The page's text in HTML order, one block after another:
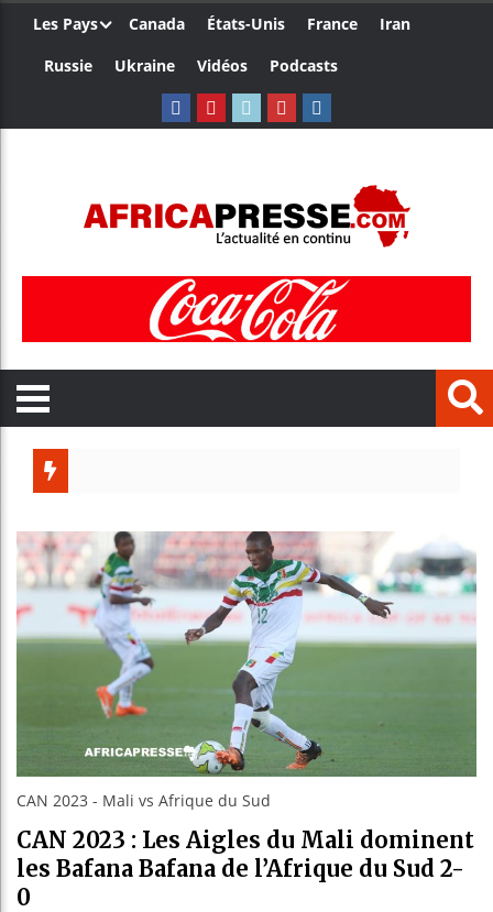
Les Pays Canada États-Unis France
Iran
Russie
Ukraine Vidéos Podcasts
Côte
Tunisie
CAN 2023 - Mali vs Afrique du Sud
CAN 2023 : Les Aigles du Mali dominent
les Bafana Bafana de l’Afrique du Sud 2-
0